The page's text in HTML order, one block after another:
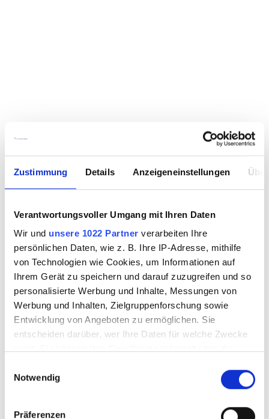
Zustimmung Details Anzeigeneinstellungen
Verantwortungsvoller Umgang mit Ihren Daten
Wir und unsere 1022 Partner verarbeiten Ihre
persönlichen Daten, wie z. B. Ihre IP-Adresse, mithilfe
von Technologien wie Cookies, um Informationen auf
Ihrem Gerät zu speichern und darauf zuzugreifen und so
personalisierte Werbung und Inhalte, Messungen von
Werbung und Inhalten, Zielgruppenforschung sowie
Entwicklung von Angeboten zu ermöglichen. Sie
entscheiden darüber, wer Ihre Daten für welche Zwecke
Trigger Symbol ändern oder widerrufen
Notwendig
Präferenzen